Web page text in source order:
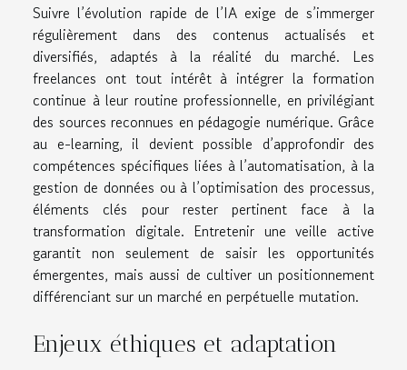
Suivre l’évolution rapide de l’IA exige de s’immerger
régulièrement dans des contenus actualisés et
diversifiés, adaptés à la réalité du marché. Les
freelances ont tout intérêt à intégrer la formation
continue à leur routine professionnelle, en privilégiant
des sources reconnues en pédagogie numérique. Grâce
au e-learning, il devient possible d’approfondir des
compétences spécifiques liées à l’automatisation, à la
gestion de données ou à l’optimisation des processus,
éléments clés pour rester pertinent face à la
transformation digitale. Entretenir une veille active
garantit non seulement de saisir les opportunités
émergentes, mais aussi de cultiver un positionnement
différenciant sur un marché en perpétuelle mutation.
Enjeux éthiques et adaptation